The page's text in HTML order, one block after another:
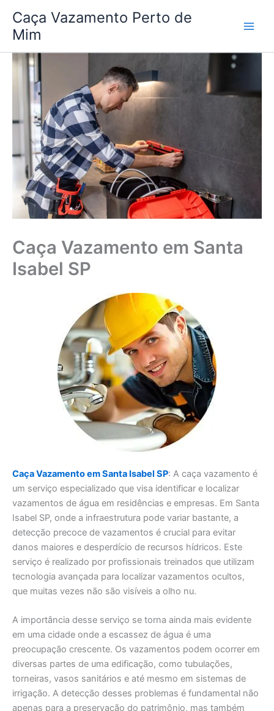
para
conteúdo
Caça Vazamento Perto de
Mim
Caça Vazamento em Santa
Isabel SP
Caça Vazamento em Santa Isabel SP: A caça vazamento é
um serviço especializado que visa identificar e localizar
vazamentos de água em residências e empresas. Em Santa
Isabel SP, onde a infraestrutura pode variar bastante, a
detecção precoce de vazamentos é crucial para evitar
danos maiores e desperdício de recursos hídricos. Este
serviço é realizado por profissionais treinados que utilizam
tecnologia avançada para localizar vazamentos ocultos,
que muitas vezes não são visíveis a olho nu.
A importância desse serviço se torna ainda mais evidente
em uma cidade onde a escassez de água é uma
preocupação crescente. Os vazamentos podem ocorrer em
diversas partes de uma edificação, como tubulações,
torneiras, vasos sanitários e até mesmo em sistemas de
irrigação. A detecção desses problemas é fundamental não
apenas para a preservação do patrimônio, mas também